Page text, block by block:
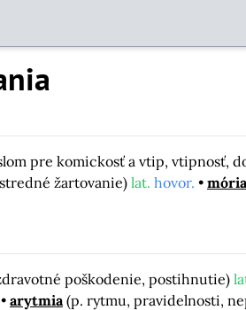
pre komickosť a vtip, vtipnosť,
žartovanie) lat. hovor. mória
poškodenie, postihnutie)
arytmia (p. rytmu, pravidelnosti,